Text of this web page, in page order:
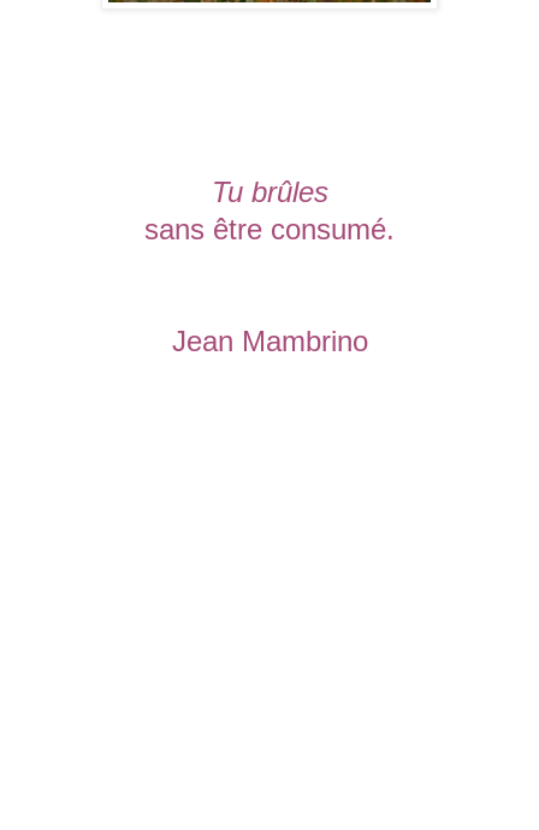
Tu brûles
sans être consumé.
Jean Mambrino